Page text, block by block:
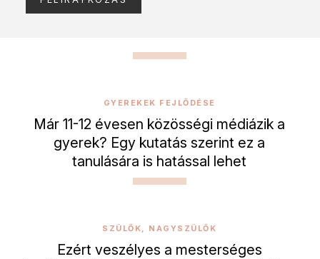
GYEREKEK FEJLŐDÉSE
Már 11-12 évesen közösségi médiázik a
gyerek? Egy kutatás szerint ez a
tanulására is hatással lehet
SZÜLŐK, NAGYSZÜLŐK
Ezért veszélyes a mesterséges